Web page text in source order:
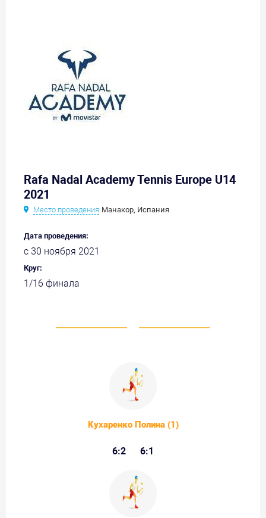
Rafa Nadal Academy Tennis Europe U14
2021
Место проведения Манакор, Испания
Дата проведения:
с 30 ноября 2021
Круг:
1/16 финала
Кухаренко Полина (1)
6:2 6:1